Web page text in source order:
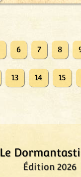
Le
Édition 2026
6 7 8
13 14 15